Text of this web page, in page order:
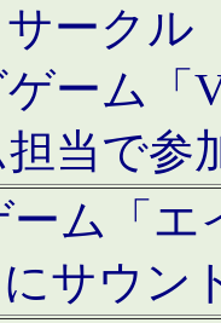
ークル
ーム「
当で参
ーム「
サウン